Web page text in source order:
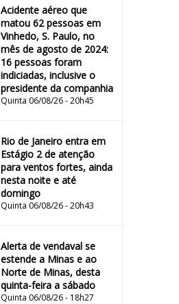
Acidente aéreo que
matou 62 pessoas em
Vinhedo, S. Paulo, no
mês de agosto de 2024:
16 pessoas foram
indiciadas, inclusive o
presidente da companhia
Quinta 06/08/26 - 20h45
Rio de Janeiro entra em
Estágio 2 de atenção
para ventos fortes, ainda
nesta noite e até
domingo
Quinta 06/08/26 - 20h43
Alerta de vendaval se
estende a Minas e ao
Norte de Minas, desta
quinta-feira a sábado
Quinta 06/08/26 - 18h27